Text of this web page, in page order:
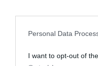
Personal Data
I want to opt-out of